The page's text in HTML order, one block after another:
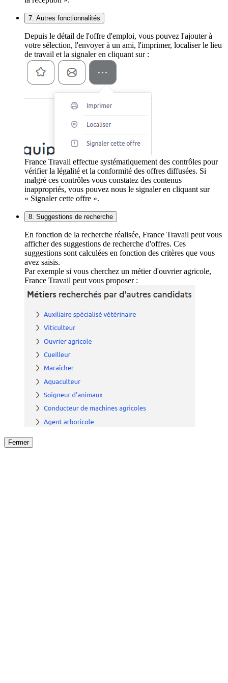
7. Autres fonctionnalités
Depuis le détail de l'offre d'emploi, vous pouvez l'ajouter à
votre sélection, l'envoyer à un ami, l'imprimer, localiser le lieu
de travail et la signaler en cliquant sur :
France Travail effectue systématiquement des contrôles pour
vérifier la légalité et la conformité des offres diffusées. Si
malgré ces contrôles vous constatez des contenus
inappropriés, vous pouvez nous le signaler en cliquant sur
« Signaler cette offre ».
8. Suggestions de recherche
En fonction de la recherche réalisée, France Travail peut vous
afficher des suggestions de recherche d'offres. Ces
suggestions sont calculées en fonction des critères que vous
avez saisis.
Par exemple si vous cherchez un métier d'ouvrier agricole,
France Travail peut vous proposer :
Fermer